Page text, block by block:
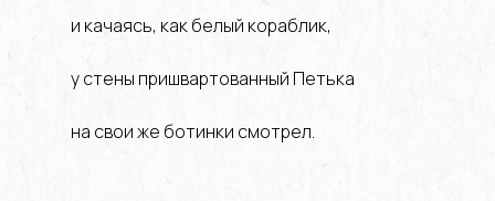
и качаясь, как белый кораблик,
у стены пришвартованный Петька
на свои же ботинки смотрел.